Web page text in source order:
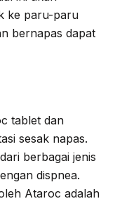
ke paru-paru
bernapas dapat
tablet dan
sesak napas.
berbagai jenis
dispnea.
Ataroc adalah